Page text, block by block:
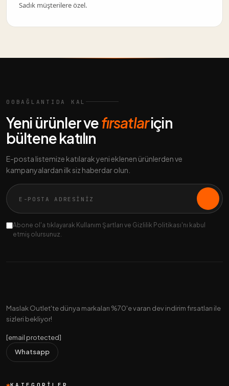
Sadık müşterilere özel.
00 BAĞLANTIDA KAL
Yeni ürünler vefırsatlariçin
bültene katılın
E-posta listemize katılarak yeni eklenen ürünlerden ve
kampanyalardan ilk siz haberdar olun.
Abone ol'a tıklayarak Kullanım Şartları ve Gizlilik Politikası'nı kabul
etmiş olursunuz.
Maslak Outlet'te dünya markaları %70'e varan dev indirim fırsatları ile
sizleri bekliyor!
[email protected]
Whatsapp